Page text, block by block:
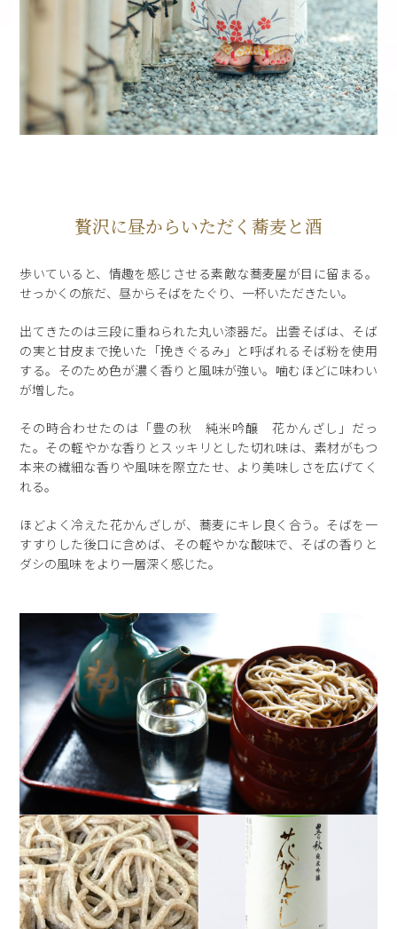
贅沢に昼からいただく蕎麦と酒
歩いていると、情趣を感じさせる素敵な蕎麦屋が目に留まる。
せっかくの旅だ、昼からそばをたぐり、一杯いただきたい。
出てきたのは三段に重ねられた丸い漆器だ。出雲そばは、そば
の実と甘皮まで挽いた「挽きぐるみ」と呼ばれるそば粉を使用
する。そのため色が濃く香りと風味が強い。噛むほどに味わい
が増した。
その時合わせたのは「豊の秋 純米吟醸 花かんざし」だっ
た。その軽やかな香りとスッキリとした切れ味は、素材がもつ
本来の繊細な香りや風味を際立たせ、より美味しさを広げてく
れる。
ほどよく冷えた花かんざしが、蕎麦にキレ良く合う。そばを一
すすりした後口に含めば、その軽やかな酸味で、そばの香りと
ダシの風味 をより一層深く感じた。